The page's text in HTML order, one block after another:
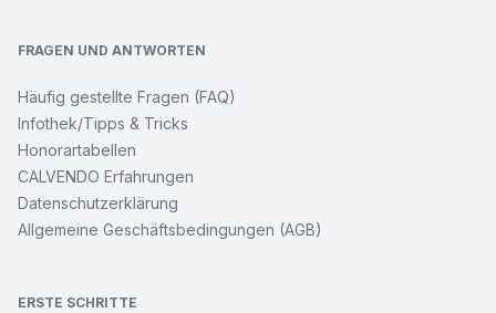
FRAGEN UND ANTWORTEN
Häufig gestellte Fragen (FAQ)
Infothek/Tipps & Tricks
Honorartabellen
CALVENDO Erfahrungen
Datenschutzerklärung
Allgemeine Geschäftsbedingungen (AGB)
ERSTE SCHRITTE